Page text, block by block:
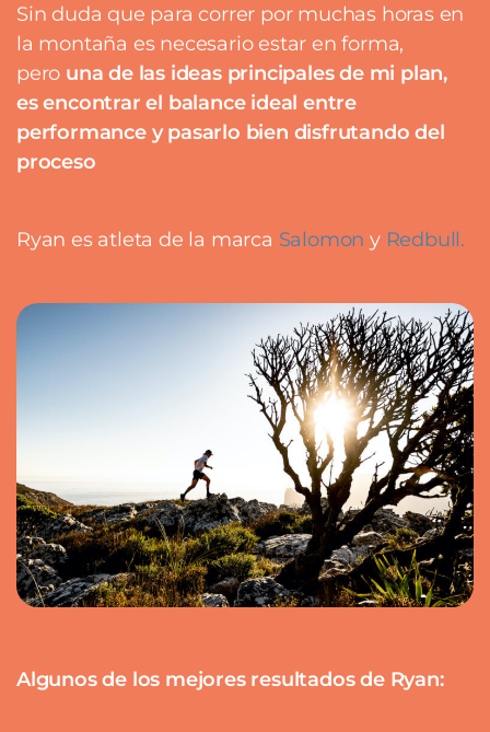
Sin duda que para correr por muchas horas en
la montaña es necesario estar en forma,
pero una de las ideas principales de mi plan,
es encontrar el balance ideal entre
performance y pasarlo bien disfrutando del
proceso
Ryan es atleta de la marca Salomon y Redbull.
Algunos de los mejores resultados de Ryan: